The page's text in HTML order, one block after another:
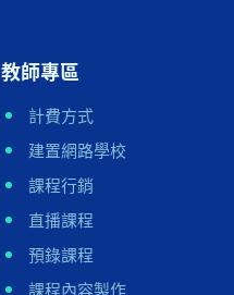
教師專區
計費方式
建置網路學校
課程行銷
直播課程
預錄課程
課程內容製作